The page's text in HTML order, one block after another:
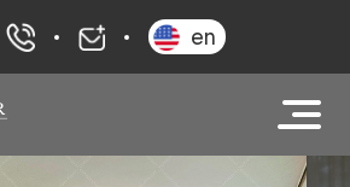
kedvencek+36 20 919 0005
en